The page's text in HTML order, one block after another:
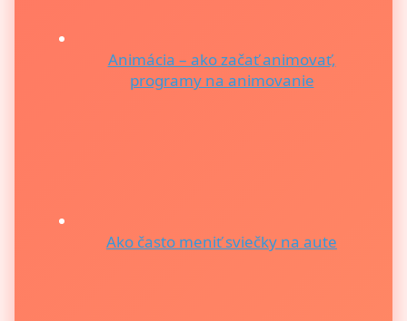
Animácia – ako začať animovať,
programy na animovanie
Ako často meniť sviečky na aute